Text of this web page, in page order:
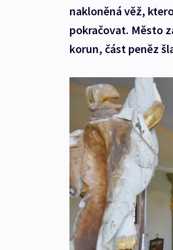
nakloněná věž,
pokračovat. Město
korun, část peněz